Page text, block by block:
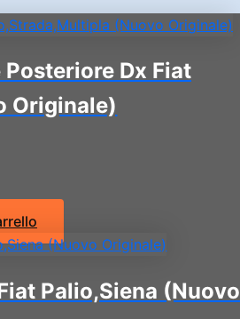
Dx Fiat
Originale)
Palio,Siena (Nuovo